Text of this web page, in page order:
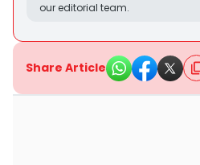
our editorial team.
Share Article